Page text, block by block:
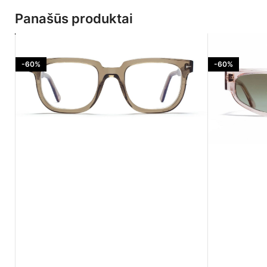
Panašūs produktai
-60% -60%